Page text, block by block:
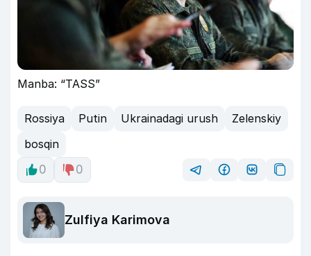
Manba: “TASS”
Rossiya Putin Ukrainadagi urush
Zelenskiy
bosqin
0
0
Zulfiya Karimova